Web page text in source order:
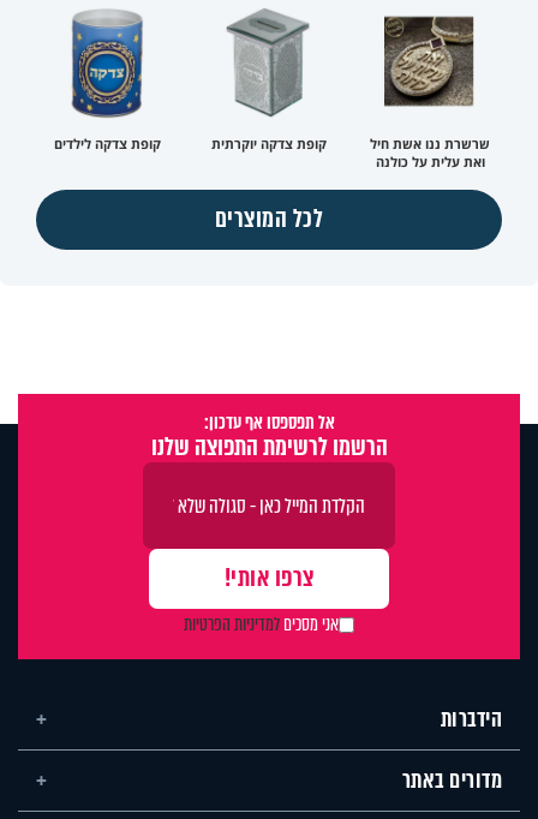
שרשרת ננו אשת חיל
ואת עלית על כולנה
קופת צדקה יוקרתית קופת צדקה לילדים
לכל המוצרים
אל תפספסו אף עדכון:
הרשמו לרשימת התפוצה שלנו
אני מסכיםלמדיניות הפרטיות
הידברות
מדורים באתר